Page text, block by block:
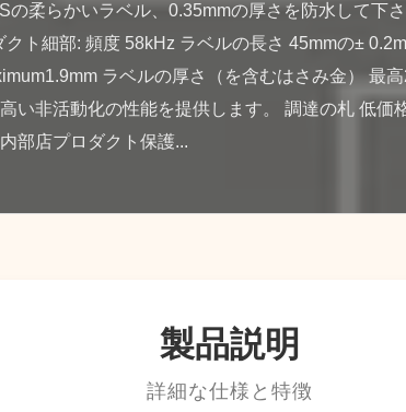
柔らかいラベル、0.35mmの厚さを防水して下
ト細部: 頻度 58kHz ラベルの長さ 45mmの±
ラベルの厚さ（を含むはさみ金） 最
い非活動化の性能を提供します。 調達の札 低価
部店プロダクト保護...
製品説明
詳細な仕様と特徴